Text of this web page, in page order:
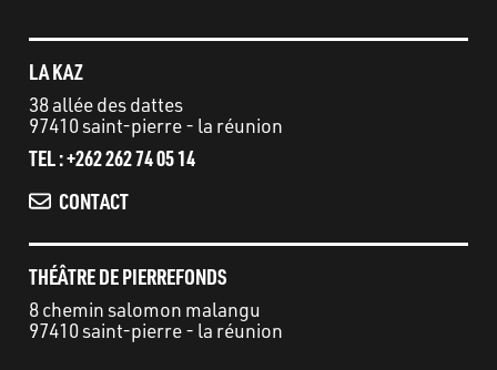
LA KAZ
38 allée des dattes
97410 saint-pierre - la réunion
TEL : +262 262 74 05 14
CONTACT
THÉÂTRE DE PIERREFONDS
8 chemin salomon malangu
97410 saint-pierre - la réunion